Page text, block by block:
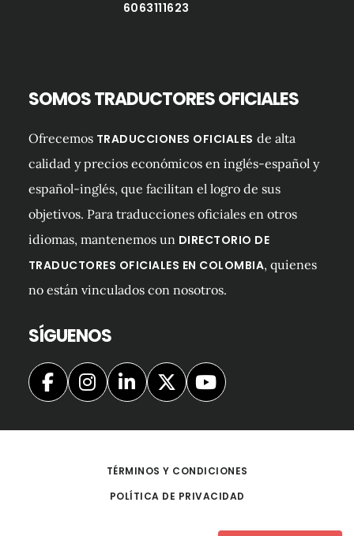
6063111623
SOMOS TRADUCTORES OFICIALES
Ofrecemos TRADUCCIONES OFICIALES de alta
calidad y precios económicos en inglés-español y
español-inglés, que facilitan el logro de sus
objetivos. Para traducciones oficiales en otros
idiomas, mantenemos un DIRECTORIO DE
TRADUCTORES OFICIALES EN COLOMBIA, quienes
no están vinculados con nosotros.
SÍGUENOS
TÉRMINOS Y CONDICIONES
POLÍTICA DE PRIVACIDAD